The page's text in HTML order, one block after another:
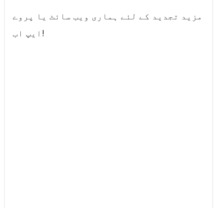
مزید تجدید کے لئے ہماری ویب سائٹ یا پروے
ایپ اب!